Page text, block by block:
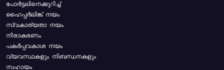
പോര്‍ട്ടലിനെക്കുറിച്ച്
ഹൈപ്പർലിങ്ക് നയം
സ്വകാര്യതാ നയം
നിരാകരണം
പകർപ്പവകാശ നയം
വ്യവസ്ഥകളും നിബന്ധനകളും
സഹായം